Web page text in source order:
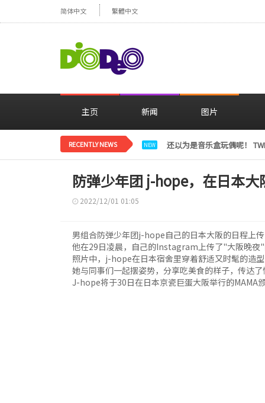
简体中文 繁體中文
主页 新闻 图片
RECENTLY NEWS NEW LE SSERAFIM金彩元恢复
防弹少年团 j-hope，在日本
2022/12/01 01:05
男组合防弹少年团j-hope自己的日本大阪的日程上传
他在29日凌晨，自己的Instagram上传了"大阪晚夜"
照片中，j-hope在日本宿舍里穿着舒适又时髦的造型
她与同事们一起摆姿势，分享吃美食的样子，传达
J-hope将于30日在日本京瓷巨蛋大阪举行的MAMA